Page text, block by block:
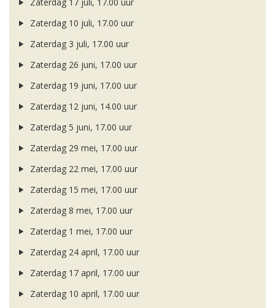
Zaterdag 17 juli, 17.00 uur
Zaterdag 10 juli, 17.00 uur
Zaterdag 3 juli, 17.00 uur
Zaterdag 26 juni, 17.00 uur
Zaterdag 19 juni, 17.00 uur
Zaterdag 12 juni, 14.00 uur
Zaterdag 5 juni, 17.00 uur
Zaterdag 29 mei, 17.00 uur
Zaterdag 22 mei, 17.00 uur
Zaterdag 15 mei, 17.00 uur
Zaterdag 8 mei, 17.00 uur
Zaterdag 1 mei, 17.00 uur
Zaterdag 24 april, 17.00 uur
Zaterdag 17 april, 17.00 uur
Zaterdag 10 april, 17.00 uur